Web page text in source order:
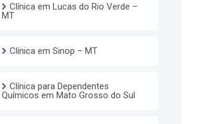
Clínica em Lucas do Rio Verde –
MT
Clínica em Sinop – MT
Clínica para Dependentes
Químicos em Mato Grosso do Sul